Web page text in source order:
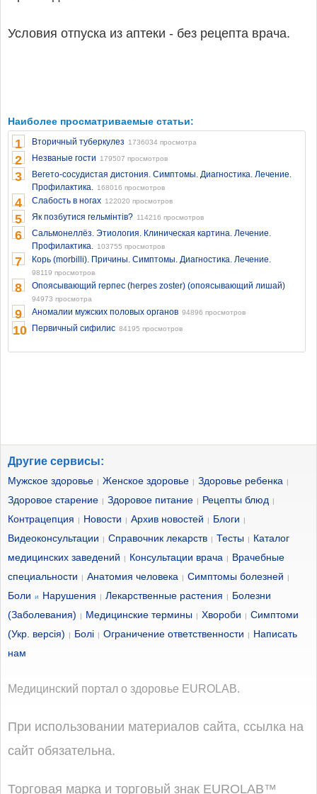
Условия отпуска из аптеки - без рецепта врача.
Наиболее просматриваемые статьи:
1 Вторичный туберкулез 1736034 просмотра
2 Незваные гости 179507 просмотров
3
Вегето-сосудистая дистония. Симптомы. Диагностика. Лечение.
Профилактика. 168016 просмотров
4 Слабость в ногах 122020 просмотров
5 Як позбутися гельмінтів? 114216 просмотров
6
Сальмонеллёз. Этиология. Клиническая картина. Лечение.
Профилактика. 103755 просмотров
7 Корь (morbilli). Причины. Симптомы. Диагностика. Лечение.
98119 просмотров
8 Опоясывающий герпес (herpes zoster) (опоясывающий лишай)
94973 просмотра
9 Аномалии мужских половых органов 94896 просмотров
10 Первичный сифилис 84195 просмотров
Другие сервисы:
Мужское здоровье | Женское здоровье | Здоровье ребенка |
Здоровое старение | Здоровое питание | Рецепты блюд |
Контрацепция | Новости | Архив новостей | Блоги |
Видеоконсультации | Справочник лекарств | Тесты |
Каталог
медицинских заведений
| Консультации врача |
Врачебные
специальности
| Анатомия человека | Симптомы болезней |
Боли и Нарушения | Лекарственные растения |
Болезни
(Заболевания)
| Медицинские термины | Хвороби | Симптоми
(Укр. версія)
| Болі | Ограничение ответственности |
Написать
нам
Медицинский портал о здоровье EUROLAB.
При использовании материалов сайта, ссылка на
сайт обязательна.
Торговая марка и торговый знак EUROLAB™